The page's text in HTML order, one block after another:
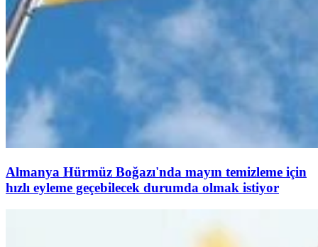
Almanya Hürmüz Boğazı'nda mayın temizleme için
hızlı eyleme geçebilecek durumda olmak istiyor